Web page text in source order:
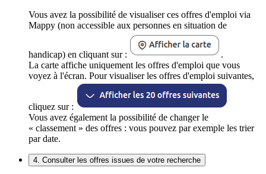
Vous avez la possibilité de visualiser ces offres d'emploi via
Mappy (non accessible aux personnes en situation de
handicap) en cliquant sur :
.
La carte affiche uniquement les offres d'emploi que vous
voyez à l'écran. Pour visualiser les offres d'emploi suivantes,
cliquez sur :
Vous avez également la possibilité de changer le
« classement » des offres : vous pouvez par exemple les trier
par date.
4. Consulter les offres issues de votre recherche